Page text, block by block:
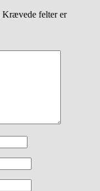
Krævede felter er